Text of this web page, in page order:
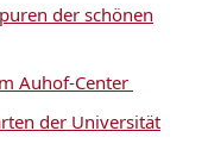
der schönen
Auhof-Center
der Universität